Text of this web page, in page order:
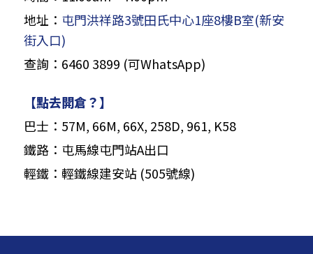
地址： 屯門洪祥路3號田氏中心1座8樓B室(新安
街入口)
查詢：6460 3899 (可WhatsApp)
【點去開倉？】
巴士：57M, 66M, 66X, 258D, 961, K58
鐵路：屯馬線屯門站A出口
輕鐵：輕鐵線建安站 (505號線)